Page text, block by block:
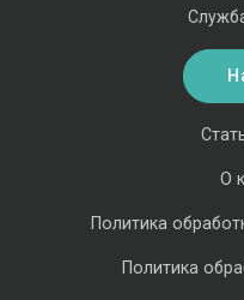
О
Политика
Политика